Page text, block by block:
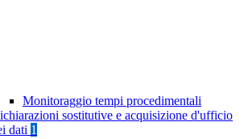
Monitoraggio tempi procedimentali
sostitutive e acquisizione d'ufficio
dati 1